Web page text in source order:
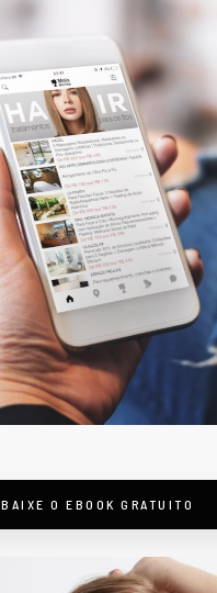
BAIXE O EBOOK GRATUITO